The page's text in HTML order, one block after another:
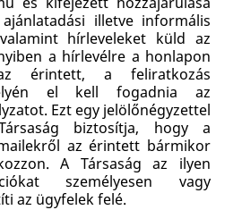
illetve informális
hírleveleket küld az
a hírlevélre a honlapon
érintett, a feliratkozás
el kell fogadnia az
Ezt egy jelölőnégyzettel
biztosítja, hogy a
az érintett bármikor
A Társaság az ilyen
személyesen vagy
az ügyfelek felé.